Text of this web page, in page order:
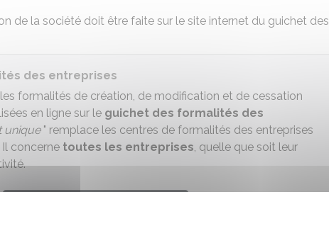
de la société doit être faite sur le site internet du guichet des
des entreprises
formalités de création, de modification et de cessation
en ligne sur le guichet des formalités des
unique" remplace les centres de formalités des entreprises
concerne toutes les entreprises, quelle que soit leur